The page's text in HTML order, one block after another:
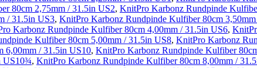
80cm 2,75mm / 31.5in US2, KnitPro Karbonz Rundpinde
/ 31.5in US3, KnitPro Karbonz Rundpinde Kulfiber 80cm
Karbonz Rundpinde Kulfiber 80cm 4,00mm / 31.5in US6,
Kulfiber 80cm 5,00mm / 31.5in US8, KnitPro Karbonz
6,00mm / 31.5in US10, KnitPro Karbonz Rundpinde Kulfiber
US10¾, KnitPro Karbonz Rundpinde Kulfiber 80cm 8,00mm /